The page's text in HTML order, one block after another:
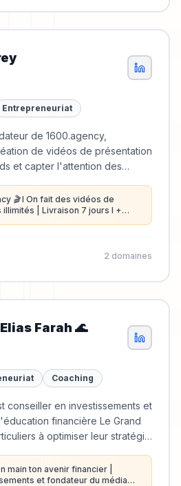
Entrepreneuriat
de 1600.agency,
de vidéos de présentation
et capter l'attention des
🎬 I On fait des vidéos de
| Livraison 7 jours I +
2 domaines
Farah 🌊
Coaching
conseiller en investissements et
financière Le Grand
à optimiser leur stratégie
main ton avenir financier |
et fondateur du média